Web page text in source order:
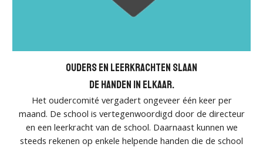
OUDERS en leerkrachten slaan
de handen in elkaar.
Het oudercomité vergadert ongeveer één keer per
maand. De school is vertegenwoordigd door de directeur
en een leerkracht van de school. Daarnaast kunnen we
steeds rekenen op enkele helpende handen die de school